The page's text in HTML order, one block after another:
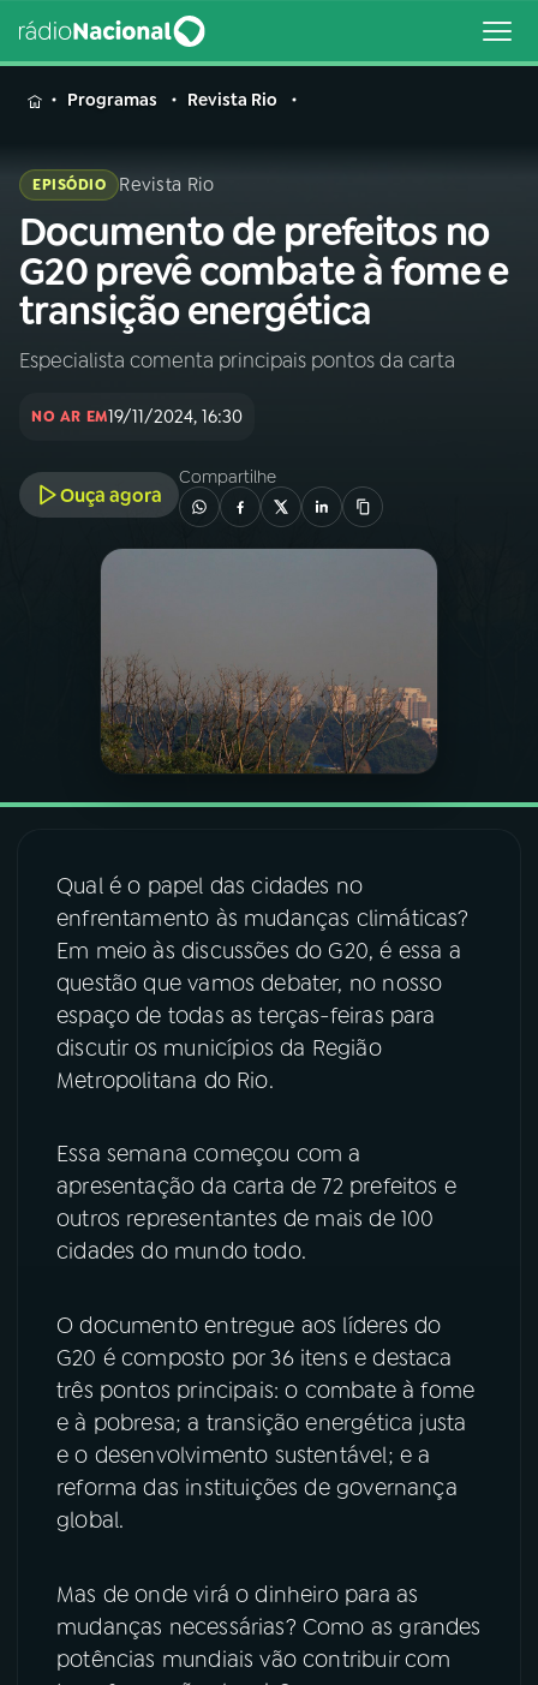
MENU
Buscar
na
Rádio
Nacional
Buscar
AO VIVO
02A RÁDIO
PROGRAMAS
PODCASTS
07ÚLTIMAS
08FESTIVAL DE MÚSICA
ACOMPANHE A RÁDIO NACIONAL
Instagram X
TikTok
Programas Revista Rio
EPISÓDIO Revista Rio
Documento de prefeitos no
G20 prevê combate à fome e
transição energética
Especialista comenta principais pontos da carta
NO AR EM19/11/2024, 16:30
Ouça agora
Compartilhe
Qual é o papel das cidades no
enfrentamento às mudanças climáticas?
Em meio às discussões do G20, é essa a
questão que vamos debater, no nosso
espaço de todas as terças-feiras para
discutir os municípios da Região
Metropolitana do Rio.
Essa semana começou com a
apresentação da carta de 72 prefeitos e
outros representantes de mais de 100
cidades do mundo todo.
O documento entregue aos líderes do
G20 é composto por 36 itens e destaca
três pontos principais: o combate à fome
e à pobresa; a transição energética justa
e o desenvolvimento sustentável; e a
reforma das instituições de governança
global.
Mas de onde virá o dinheiro para as
mudanças necessárias? Como as grandes
potências mundiais vão contribuir com